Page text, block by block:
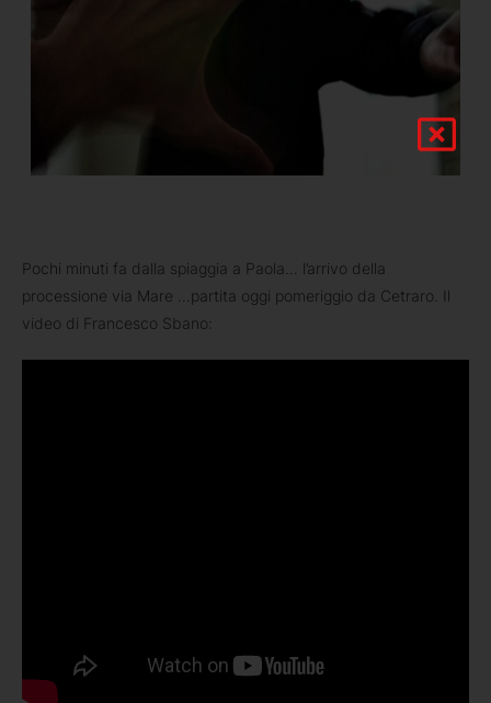
Pochi minuti fa dalla spiaggia a Paola… l’arrivo della
processione via Mare …partita oggi pomeriggio da Cetraro. Il
video di Francesco Sbano: